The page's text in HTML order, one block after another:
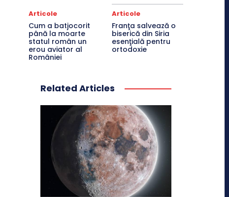
Articole
Cum a batjocorit
până la moarte
statul român un
erou aviator al
României
Articole
Franţa salvează o
biserică din Siria
esenţială pentru
ortodoxie
Related Articles